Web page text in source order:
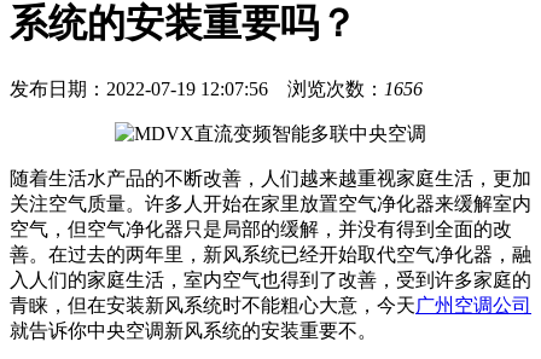
系统的安装重要吗？
发布日期：2022-07-19 12:07:56 浏览次数： 1656
随着生活水产品的不断改善，人们越来越重视家庭生活，更加
关注空气质量。许多人开始在家里放置空气净化器来缓解室内
空气，但空气净化器只是局部的缓解，并没有得到全面的改
善。在过去的两年里，新风系统已经开始取代空气净化器，融
入人们的家庭生活，室内空气也得到了改善，受到许多家庭的
青睐，但在安装新风系统时不能粗心大意，今天广州空调公司
就告诉你中央空调新风系统的安装重要不。